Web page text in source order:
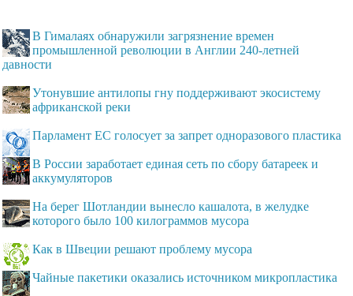
В Гималаях обнаружили загрязнение времен
промышленной революции в Англии 240-летней
давности
Утонувшие антилопы гну поддерживают экосистему
африканской реки
Парламент ЕС голосует за запрет одноразового пластика
В России заработает единая сеть по сбору батареек и
аккумуляторов
На берег Шотландии вынесло кашалота, в желудке
которого было 100 килограммов мусора
Как в Швеции решают проблему мусора
Чайные пакетики оказались источником микропластика